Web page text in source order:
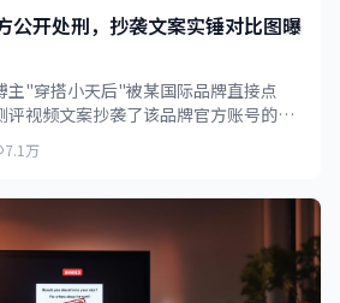
公开处刑，抄袭文案实锤对比图曝
主"穿搭小天后"被某国际品牌直接点
评视频文案抄袭了该品牌官方账号的内
7.1万